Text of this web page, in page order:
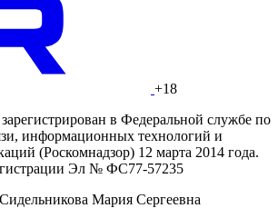
+18
в Федеральной службе по
информационных технологий и
(Роскомнадзор) 12 марта 2014 года.
Эл № ФС77-57235
Мария Сергеевна